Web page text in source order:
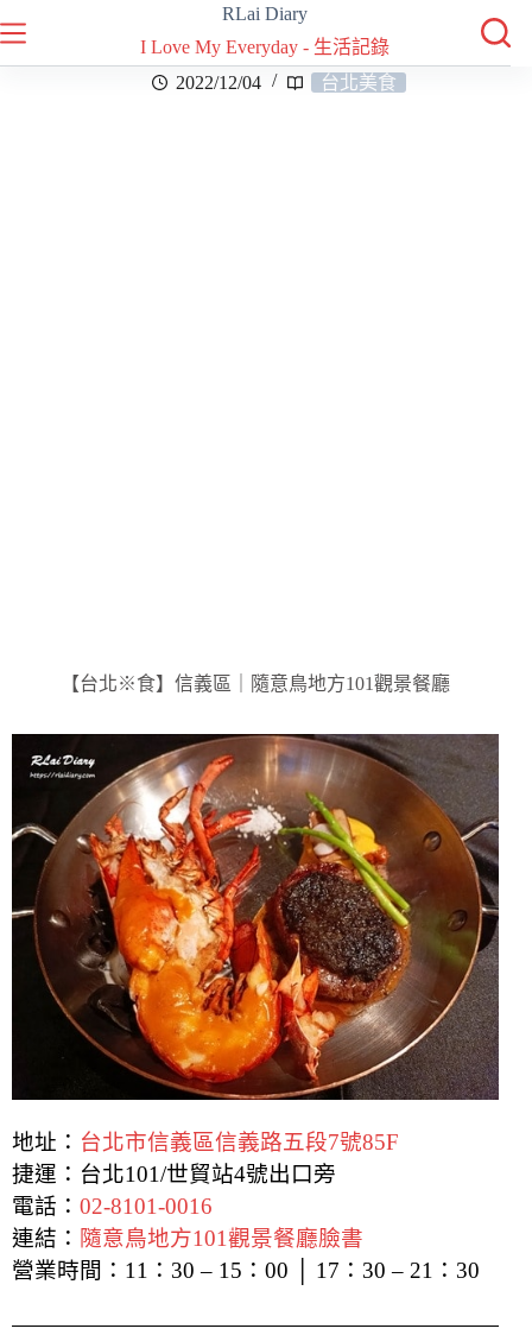
RLai Diary
I Love My Everyday - 生活記錄
2022/12/04
台北美食
【台北※食】信義區｜隨意鳥地方101觀景餐廳
地址： 台北市信義區信義路五段7號85F
捷運：台北101/世貿站4號出口旁
電話： 02-8101-0016
連結： 隨意鳥地方101觀景餐廳臉書
營業時間：11：30 – 15：00 │ 17：30 – 21：30